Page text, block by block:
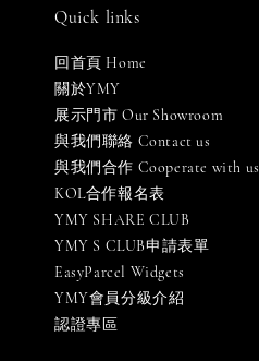
Quick links
回首頁 Home
關於YMY
展示門市 Our Showroom
與我們聯絡 Contact us
與我們合作 Cooperate with us
KOL合作報名表
YMY SHARE CLUB
YMY S CLUB申請表單
EasyParcel Widgets
YMY會員分級介紹
認證專區